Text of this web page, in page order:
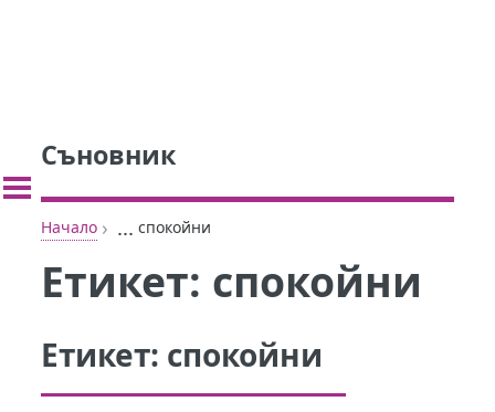
Съновник
Начало › ... спокойни
Етикет: спокойни
Етикет: спокойни